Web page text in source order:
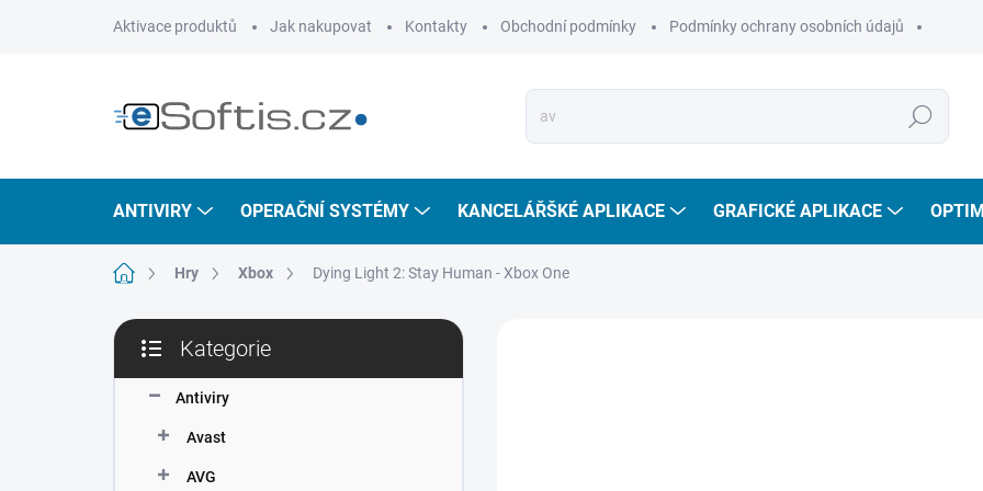
Aktivace produktů Jak nakupovat Kontakty Obchodní podmínky Podmínky ochrany osobních údajů
Hledat
ANTIVIRY OPERAČNÍ SYSTÉMY KANCELÁŘŠKÉ APLIKACE GRAFICKÉ APLIKACE
Domů Hry Xbox Dying Light 2: Stay Human - Xbox One
P
s
kategorie
Kategorie
Antiviry
Avast
AVG